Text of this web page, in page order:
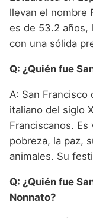
llevan el nombre
es de 53.2 años,
con una sólida
Q: ¿Quién fue
A: San
italiano del siglo
Franciscanos.
pobreza, la paz,
animales. Su
Q: ¿Quién fue
Nonnato?